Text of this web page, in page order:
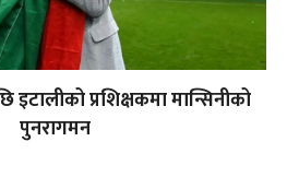
इटालीको प्रशिक्षकमा मान्सिनीको
पुनरागमन